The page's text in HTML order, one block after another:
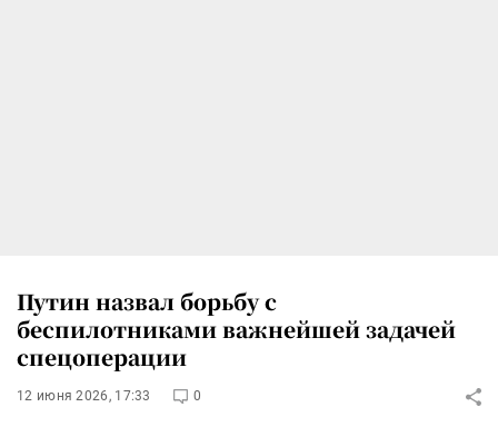
Путин назвал борьбу с
беспилотниками важнейшей задачей
спецоперации
12 июня 2026, 17:33 0